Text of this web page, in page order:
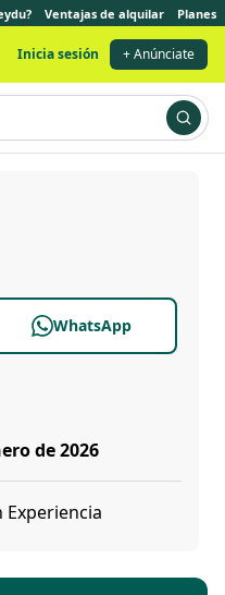
Ventajas de alquilar Planes
Inicia sesión + Anúnciate
WhatsApp
de 2026